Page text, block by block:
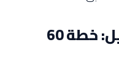
من المتابع إلى العميل: خطة 60